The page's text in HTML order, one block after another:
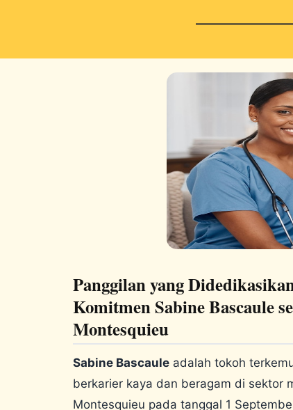
Panggilan yang
Komitmen Sabine Bascaule
Montesquieu
Sabine Bascaule adalah tokoh
berkarier kaya dan beragam di sektor
Montesquieu pada tanggal 1